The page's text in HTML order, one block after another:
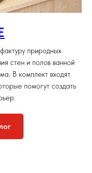
природных
стен и полов ванной
В комплект входят
помогут создать